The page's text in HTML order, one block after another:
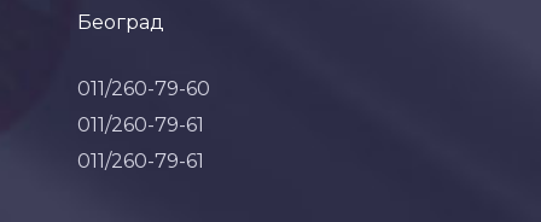
Београд
011/260-79-60
011/260-79-61
011/260-79-61